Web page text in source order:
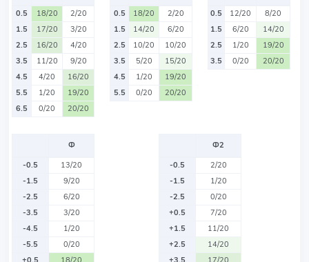
0.5
18/20
2/20
1.5
17/20
3/20
2.5
16/20
4/20
3.5
11/20
9/20
4.5
4/20
16/20
5.5
1/20
19/20
6.5
0/20 20/20
0.5
18/20
2/20
1.5
14/20
6/20
2.5
10/20
10/20
3.5
5/20
15/20
4.5
1/20
19/20
5.5
0/20 20/20
0.5
12/20
8/20
1.5
6/20
14/20
2.5
1/20
19/20
3.5
0/20 20/20
Ф
-0.5
13/20
-1.5
9/20
-2.5
6/20
-3.5
3/20
-4.5
1/20
-5.5
0/20
Ф2
-0.5
2/20
-1.5
1/20
-2.5
0/20
+0.5
7/20
+1.5
11/20
+2.5
14/20